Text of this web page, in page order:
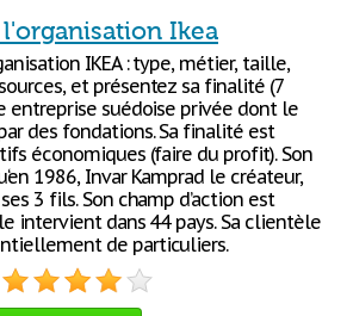
Ikea
IKEA : type, métier, taille,
et présentez sa finalité (7
entreprise suédoise privée dont le
des fondations. Sa finalité est
économiques (faire du profit). Son
1986, Invar Kamprad le créateur,
3 fils. Son champ d’action est
intervient dans 44 pays. Sa clientèle
de particuliers.